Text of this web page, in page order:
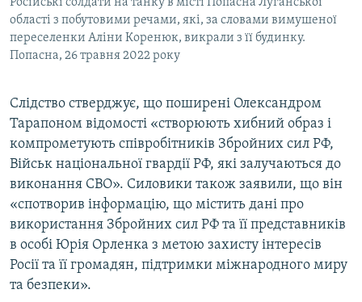
області з побутовими речами, які, за словами вимушеної
переселенки Аліни Коренюк, викрали з її будинку.
Попасна, 26 травня 2022 року
Слідство стверджує, що поширені Олександром
Тарапоном відомості «створюють хибний образ і
компрометують співробітників Збройних сил РФ,
Військ національної гвардії РФ, які залучаються до
виконання СВО». Силовики також заявили, що він
«спотворив інформацію, що містить дані про
використання Збройних сил РФ та її представників
в особі Юрія Орленка з метою захисту інтересів
Росії та її громадян, підтримки міжнародного миру
та безпеки».